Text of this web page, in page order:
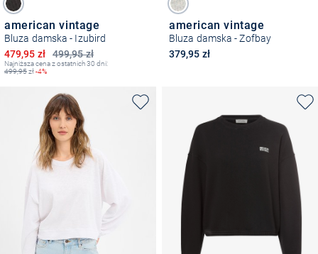
american vintage
Bluza damska - Izubird
499,95 zł
Obniżona cena
479,95 zł
Najniższa cena z ostatnich 30 dni:
499,95zł-4%
american vintage
Bluza damska - Zofbay
379,95 zł